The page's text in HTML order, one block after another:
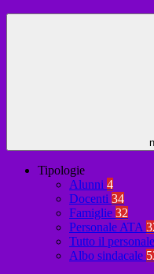
Tipologie
Alunni 4
Docenti 34
Famiglie 32
Personale ATA
Tutto il personale
Albo sindacale